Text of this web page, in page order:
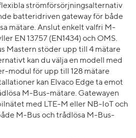
strömförsörjningsalternativ
batteridriven gateway för både
mätare. Anslut enkelt valfri M-
EN 13757 (EN1434) och OMS.
Mastern stöder upp till 4 mätare
kan du välja en modell med
modul för upp till 128 mätare
kan Elvaco Edge ta emot
M-Bus-mätare. Gatewayen
med LTE-M eller NB-IoT och
M-Bus och trådlösa M-Bus-